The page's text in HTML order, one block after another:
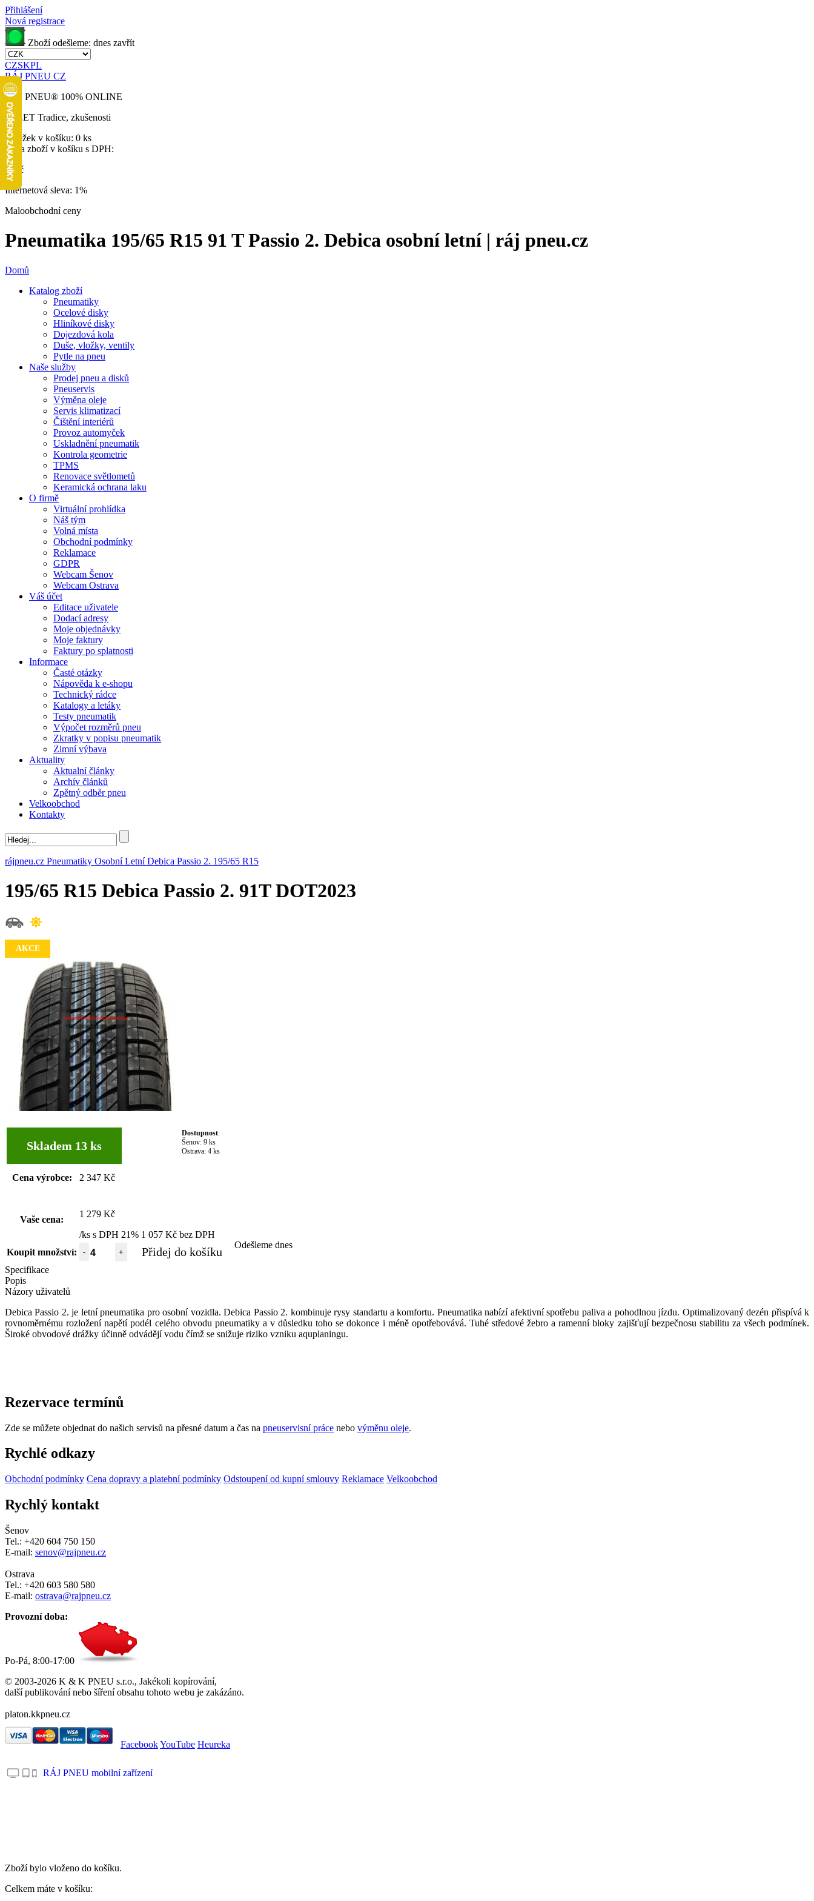
Přihlášení
Nová registrace
Zboží odešleme: dnes zavřít
CZSKPL
RÁJ PNEU CZ
RÁJ PNEU® 100% ONLINE
32 LET Tradice, zkušenosti
Položek v košíku: 0 ks
Cena zboží v košíku s DPH:
0 Kč
Internetová sleva: 1%
Maloobchodní ceny
Pneumatika 195/65 R15 91 T Passio 2. Debica osobní letní | ráj pneu.cz
Domů
Katalog zboží
Pneumatiky
Ocelové disky
Hliníkové disky
Dojezdová kola
Duše, vložky, ventily
Pytle na pneu
Naše služby
Prodej pneu a disků
Pneuservis
Výměna oleje
Servis klimatizací
Čištění interiérů
Provoz automyček
Uskladnění pneumatik
Kontrola geometrie
TPMS
Renovace světlometů
Keramická ochrana laku
O firmě
Virtuální prohlídka
Náš tým
Volná místa
Obchodní podmínky
Reklamace
GDPR
Webcam Šenov
Webcam Ostrava
Váš účet
Editace uživatele
Dodací adresy
Moje objednávky
Moje faktury
Faktury po splatnosti
Informace
Časté otázky
Nápověda k e-shopu
Technický rádce
Katalogy a letáky
Testy pneumatik
Výpočet rozměrů pneu
Zkratky v popisu pneumatik
Zimní výbava
Aktuality
Aktualní články
Archív článků
Zpětný odběr pneu
Velkoobchod
Kontakty
rájpneu.cz Pneumatiky Osobní Letní Debica Passio 2. 195/65 R15
195/65 R15 Debica Passio 2. 91T DOT2023
AKCE
Skladem 13 ks
Dostupnost:
Šenov: 9 ks
Ostrava: 4 ks
Cena výrobce: 2 347 Kč
Vaše cena:
1 279 Kč
/ks s DPH 21% 1 057 Kč bez DPH
Koupit množství:
Odešleme dnes
- + Přidej do košíku
Specifikace
Popis
Názory uživatelů
Debica Passio 2. je letní pneumatika pro osobní vozidla. Debica Passio 2. kombinuje rysy standartu a komfortu. Pneumatika nabízí afektivní spotřebu paliva a pohodlnou jízdu. Optimalizovaný dezén přispívá k
rovnoměrnému rozložení napětí podél celéhoobvodu pneumatiky a v důsledku toho se dokonce i méně opotřebovává. Tuhé středové žebro a ramenní bloky zajišťují bezpečnosu stabilitu za všech podmínek.
Široké obvodové drážky účinně odvádějí vodu čímž se snižuje riziko vzniku aquplaningu.
Rezervace termínů
Zde se můžete objednat do našich servisů na přesné datum a čas na pneuservisní práce nebo výměnu oleje.
Rychlé odkazy
Obchodní podmínky Cena dopravy a platební podmínky Odstoupení od kupní smlouvy Reklamace Velkoobchod
Rychlý kontakt
Šenov
Tel.: +420 604 750 150
E-mail: senov@rajpneu.cz
Ostrava
Tel.: +420 603 580 580
E-mail: ostrava@rajpneu.cz
Provozní doba:
Po-Pá, 8:00-17:00
© 2003-2026 K & K PNEU s.r.o., Jakékoli kopírování,
další publikování nebo šíření obsahu tohoto webu je zakázáno.
platon.kkpneu.cz
FacebookYouTube Heureka
RÁJ PNEU mobilní zařízení
Zboží bylo vloženo do košíku.
Celkem máte v košíku: